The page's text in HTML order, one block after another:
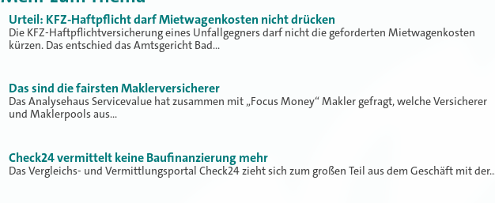
Urteil: KFZ-Haftpflicht darf Mietwagenkosten nicht drücken
Die KFZ-Haftpflichtversicherung eines Unfallgegners darf nicht die geforderten Mietwagenkosten
kürzen. Das entschied das Amtsgericht Bad…
Das sind die fairsten Maklerversicherer
Das Analysehaus Servicevalue hat zusammen mit „Focus Money“ Makler gefragt, welche Versicherer
und Maklerpools aus…
Check24 vermittelt keine Baufinanzierung mehr
Das Vergleichs- und Vermittlungsportal Check24 zieht sich zum großen Teil aus dem Geschäft mit